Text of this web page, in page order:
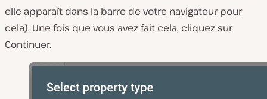
elle apparaît dans la barre de votre navigateur pour
cela). Une fois que vous avez fait cela, cliquez sur
Continuer.